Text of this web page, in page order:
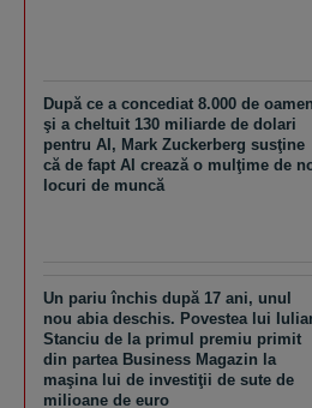
După ce a concediat 8.000 de
şi a cheltuit 130 miliarde de dolari
pentru AI, Mark Zuckerberg susţine
că de fapt AI crează o mulţime de
locuri de muncă
Un pariu închis după 17 ani, unul
nou abia deschis. Povestea lui
Stanciu de la primul premiu primit
din partea Business Magazin la
maşina lui de investiţii de sute de
milioane de euro